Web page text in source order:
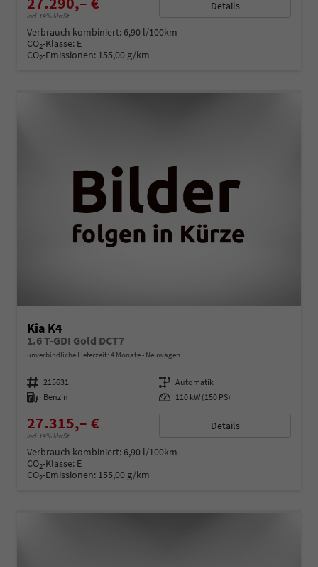
incl. 19% MwSt.
Details
Verbrauch kombiniert:6,90 l/100km
CO2-Klasse: E
CO2-Emissionen: 155,00 g/km
Kia K4
1.6 T-GDI Gold DCT7
unverbindliche Lieferzeit: 4 Monate Neuwagen
Fahrzeugnummer 215631 Getriebe Automatik
Kraftstoff Benzin Leistung 110 kW (150 PS)
27.315,– €
incl. 19% MwSt.
Details
Verbrauch kombiniert:6,90 l/100km
CO2-Klasse: E
CO2-Emissionen: 155,00 g/km